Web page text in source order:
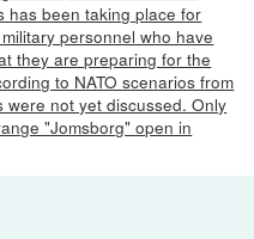
has been taking place for
personnel who have
they are preparing for the
to NATO scenarios from
not yet discussed. Only
"Jomsborg" open in